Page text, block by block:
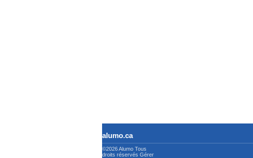
alumo.ca
©2026 Alumo Tous
droits réservés Gérer